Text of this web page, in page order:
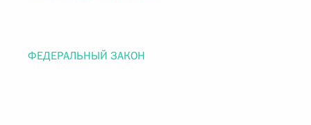
ФЕДЕРАЛЬНЫЙ ЗАКОН